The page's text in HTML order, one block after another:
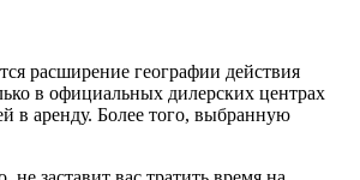
расширение географии действия
в официальных дилерских центрах
в аренду. Более того, выбранную